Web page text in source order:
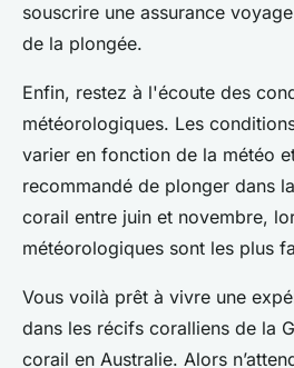
souscrire une assurance
de la plongée.
Enfin, restez à l'écoute des
météorologiques. Les
varier en fonction de la météo
recommandé de plonger dans
corail entre juin et novembre,
météorologiques sont les plus
Vous voilà prêt à vivre une
dans les récifs coralliens de la
corail en Australie. Alors